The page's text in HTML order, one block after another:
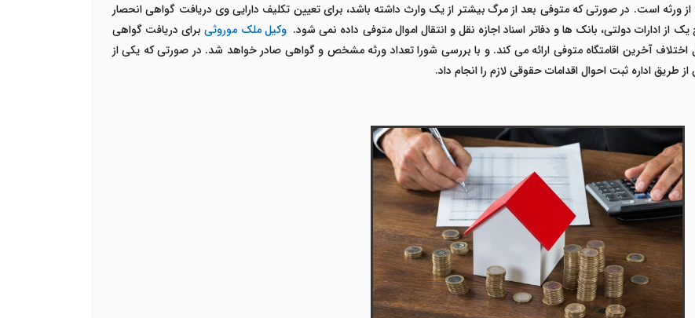
ورثه است. در صورتی که متوفی بعد از مرگ بیشتر از یک وارث داشته باشد، برای تعیین تکلیف دارایی وی دریافت گواهی انحصار
ادارات دولتی، بانک ها و دفاتر اسناد اجازه نقل و انتقال اموال متوفی داده نمی شود. وکیل ملک موروثیبرای دریافت گواهی
اختلاف آخرین اقامتگاه متوفی ارائه می کند. و با بررسی شورا تعداد ورثه مشخص و گواهی صادر خواهد شد. در صورتی که یکی از
اداره ثبت احوال اقدامات حقوقی لازم را انجام داد.